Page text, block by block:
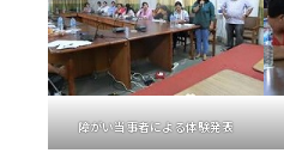
障がい当事者による体験発表